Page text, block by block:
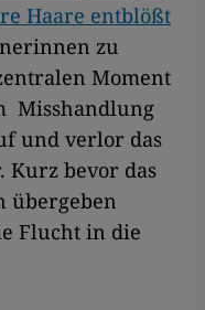
Haare entblößt
zu
Moment
Misshandlung
und verlor das
Kurz bevor das
übergeben
Flucht in die